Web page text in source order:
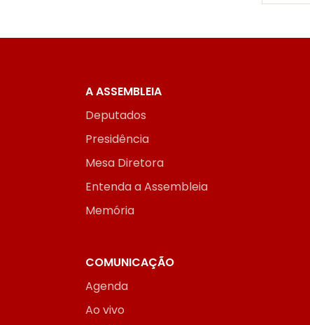
A ASSEMBLEIA
Deputados
Presidência
Mesa Diretora
Entenda a Assembleia
Memória
COMUNICAÇÃO
Agenda
Ao vivo